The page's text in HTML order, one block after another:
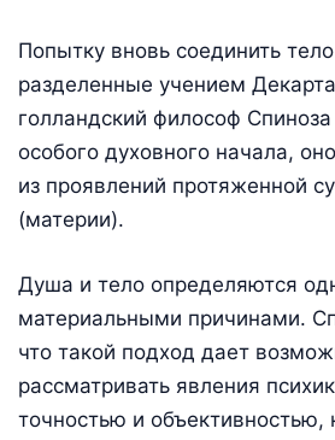
Попытку вновь соединить
разделенные учением
голландский философ
особого духовного начала,
из проявлений протяженной
(материи).
Душа и тело определяются
материальными причинами.
что такой подход дает
рассматривать явления
точностью и объективностью,